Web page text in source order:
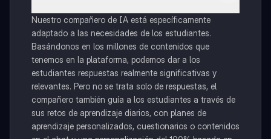
Nuestro compañero de IA está específicamente
adaptado a las necesidades de los estudiantes.
Basándonos en los millones de contenidos que
tenemos en la plataforma, podemos dar a los
estudiantes respuestas realmente significativas y
relevantes. Pero no se trata solo de respuestas, el
compañero también guía a los estudiantes a través de
sus retos de aprendizaje diarios, con planes de
aprendizaje personalizados, cuestionarios o contenidos